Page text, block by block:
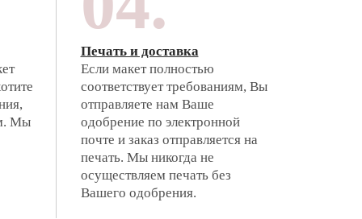
Мы
Печать и доставка
Если макет полностью
соответствует требованиям, Вы
отправляете нам Ваше
одобрение по электронной
почте и заказ отправляется на
печать. Мы никогда не
осуществляем печать без
Вашего одобрения.